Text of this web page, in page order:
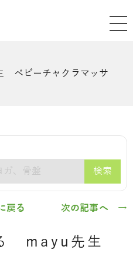
ベビーチャクラマッサ
検索
戻る 次の記事へ →
mayu先生